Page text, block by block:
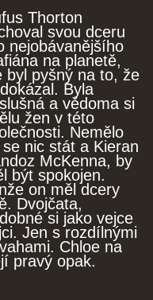
Thorton
svou dceru
nejobávanějšího
na planetě,
byl pyšný na to, že
Byla
a vědoma si
žen v této
Nemělo
se nic stát a Kieran
McKenna, by
být spokojen.
on měl dcery
Dvojčata,
si jako vejce
Jen s rozdílnými
Chloe na
pravý opak.